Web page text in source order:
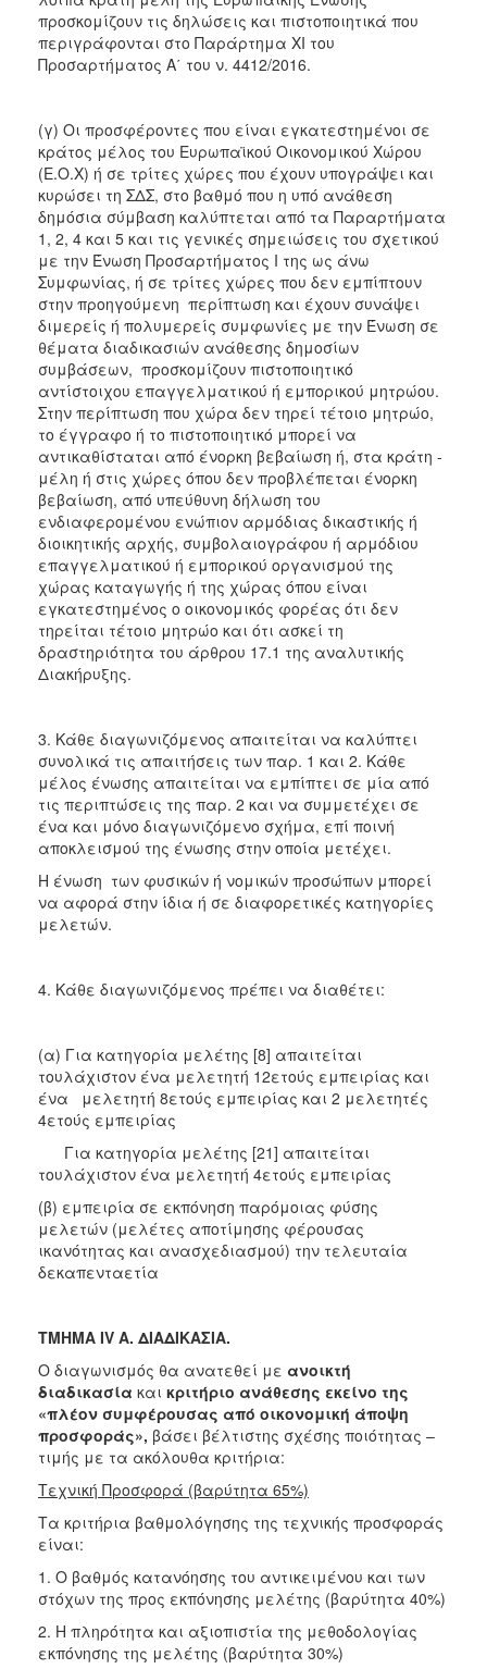
προσκομίζουν τις δηλώσεις και πιστοποιητικά που
περιγράφονται στο Παράρτημα XI του
Προσαρτήματος Α΄ του ν. 4412/2016.
(γ) Οι προσφέροντες που είναι εγκατεστημένοι σε
κράτος μέλος του Ευρωπαϊκού Οικονομικού Χώρου
(Ε.Ο.Χ) ή σε τρίτες χώρες που έχουν υπογράψει και
κυρώσει τη ΣΔΣ, στο βαθμό που η υπό ανάθεση
δημόσια σύμβαση καλύπτεται από τα Παραρτήματα
1, 2, 4 και 5 και τις γενικές σημειώσεις του σχετικού
με την Ένωση Προσαρτήματος I της ως άνω
Συμφωνίας, ή σε τρίτες χώρες που δεν εμπίπτουν
στην προηγούμενη περίπτωση και έχουν συνάψει
διμερείς ή πολυμερείς συμφωνίες με την Ένωση σε
θέματα διαδικασιών ανάθεσης δημοσίων
συμβάσεων, προσκομίζουν πιστοποιητικό
αντίστοιχου επαγγελματικού ή εμπορικού μητρώου.
Στην περίπτωση που χώρα δεν τηρεί τέτοιο μητρώο,
το έγγραφο ή το πιστοποιητικό μπορεί να
αντικαθίσταται από ένορκη βεβαίωση ή, στα κράτη -
μέλη ή στις χώρες όπου δεν προβλέπεται ένορκη
βεβαίωση, από υπεύθυνη δήλωση του
ενδιαφερομένου ενώπιον αρμόδιας δικαστικής ή
διοικητικής αρχής, συμβολαιογράφου ή αρμόδιου
επαγγελματικού ή εμπορικού οργανισμού της
χώρας καταγωγής ή της χώρας όπου είναι
εγκατεστημένος ο οικονομικός φορέας ότι δεν
τηρείται τέτοιο μητρώο και ότι ασκεί τη
δραστηριότητα του άρθρου 17.1 της αναλυτικής
Διακήρυξης.
3. Κάθε διαγωνιζόμενος απαιτείται να καλύπτει
συνολικά τις απαιτήσεις των παρ. 1 και 2. Κάθε
μέλος ένωσης απαιτείται να εμπίπτει σε μία από
τις περιπτώσεις της παρ. 2 και να συμμετέχει σε
ένα και μόνο διαγωνιζόμενο σχήμα, επί ποινή
αποκλεισμού της ένωσης στην οποία μετέχει.
Η ένωση των φυσικών ή νομικών προσώπων μπορεί
να αφορά στην ίδια ή σε διαφορετικές κατηγορίες
μελετών.
4. Κάθε διαγωνιζόμενος πρέπει να διαθέτει:
(α) Για κατηγορία μελέτης [8] απαιτείται
τουλάχιστον ένα μελετητή 12ετούς εμπειρίας και
ένα μελετητή 8ετούς εμπειρίας και 2 μελετητές
4ετούς εμπειρίας
Για κατηγορία μελέτης [21] απαιτείται
τουλάχιστον ένα μελετητή 4ετούς εμπειρίας
(β) εμπειρία σε εκπόνηση παρόμοιας φύσης
μελετών (μελέτες αποτίμησης φέρουσας
ικανότητας και ανασχεδιασμού) την τελευταία
δεκαπενταετία
ΤΜΗΜΑ IV Α. ΔΙΑΔΙΚΑΣΙΑ.
Ο διαγωνισμός θα ανατεθεί με ανοικτή
διαδικασία και κριτήριο ανάθεσης εκείνο της
«πλέον συμφέρουσας από οικονομική άποψη
προσφοράς», βάσει βέλτιστης σχέσης ποιότητας –
τιμής με τα ακόλουθα κριτήρια:
Tεχνική Προσφορά (βαρύτητα 65%)
Τα κριτήρια βαθμολόγησης της τεχνικής προσφοράς
είναι:
1. Ο βαθμός κατανόησης του αντικειμένου και των
στόχων της προς εκπόνησης μελέτης (βαρύτητα 40%)
2. Η πληρότητα και αξιοπιστία της μεθοδολογίας
εκπόνησης της μελέτης (βαρύτητα 30%)